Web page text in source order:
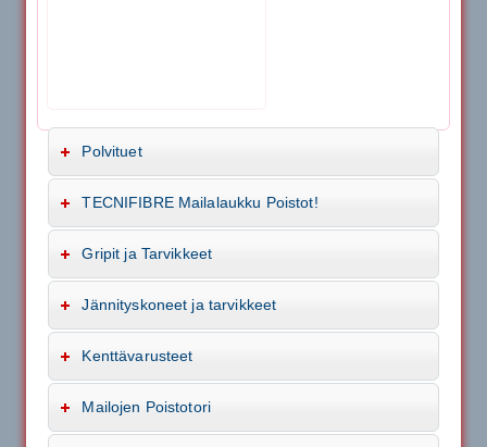
Polvituet
TECNIFIBRE Mailalaukku Poistot!
Gripit ja Tarvikkeet
Jännityskoneet ja tarvikkeet
Kenttävarusteet
Mailojen Poistotori